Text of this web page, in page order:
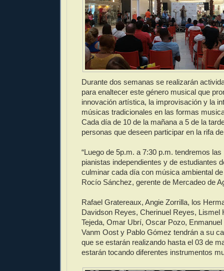
Durante dos semanas se realizarán
para enaltecer este género musical que
innovación artística, la improvisación y la
músicas tradicionales en las formas
Cada día de 10 de la mañana a 5 de la
personas que deseen participar en la rifa
“Luego de 5p.m. a 7:30 p.m. tendremos
pianistas independientes y de estudiantes
culminar cada día con música ambiental de
Rocío Sánchez, gerente de Mercadeo de
Rafael Gratereaux, Angie Zorrilla, los
Davidson Reyes, Cherinuel Reyes, Lismel
Tejeda, Omar Ubrí, Oscar Pozo,
Vanm Oost y Pablo Gómez tendrán a su
que se estarán realizando hasta el 03 de
estarán tocando diferentes instrumentos